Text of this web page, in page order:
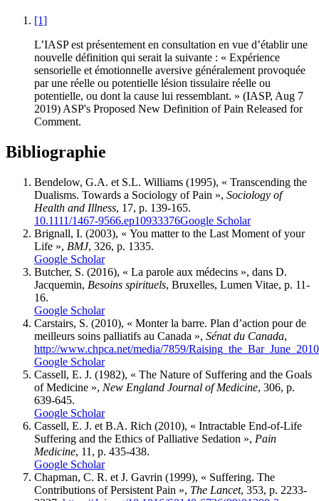
[1]
L’IASP est présentement en consultation en vue d’établir une
nouvelle définition qui serait la suivante : « Expérience
sensorielle et émotionnelle aversive généralement provoquée
par une réelle ou potentielle lésion tissulaire réelle ou
potentielle, ou dont la cause lui ressemblant. » (IASP, Aug 7
2019) ASP's Proposed New Definition of Pain Released for
Comment.
Bibliographie
Bendelow, G.A. et S.L. Williams (1995), « Transcending the
Dualisms. Towards a Sociology of Pain », Sociology of
Health and Illness, 17, p. 139-165.
10.1111/1467-9566.ep10933376Google Scholar
Brignall, I. (2003), « You matter to the Last Moment of your
Life », BMJ, 326, p. 1335.
Google Scholar
Butcher, S. (2016), « La parole aux médecins », dans D.
Jacquemin, Besoins spirituels, Bruxelles, Lumen Vitae, p. 11-
16.
Google Scholar
Carstairs, S. (2010), « Monter la barre. Plan d’action pour de
meilleurs soins palliatifs au Canada », Sénat du Canada,
http://www.chpca.net/media/7859/
Google Scholar
Cassell, E. J. (1982), « The Nature of Suffering and the Goals
of Medicine », New England Journal of Medicine, 306, p.
639-645.
Google Scholar
Cassell, E. J. et B.A. Rich (2010), « Intractable End-of-Life
Suffering and the Ethics of Palliative Sedation », Pain
Medicine, 11, p. 435-438.
Google Scholar
Chapman, C. R. et J. Gavrin (1999), « Suffering. The
Contributions of Persistent Pain », The Lancet, 353, p. 2233-